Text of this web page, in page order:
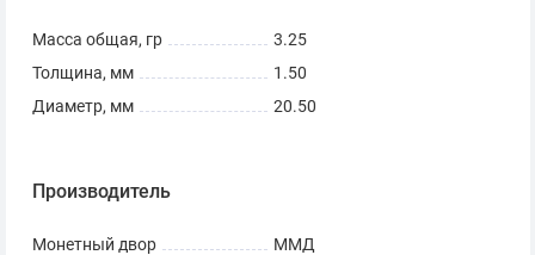
Масса общая, гр
3.25
Толщина, мм
1.50
Диаметр, мм
20.50
Производитель
Монетный двор ММД